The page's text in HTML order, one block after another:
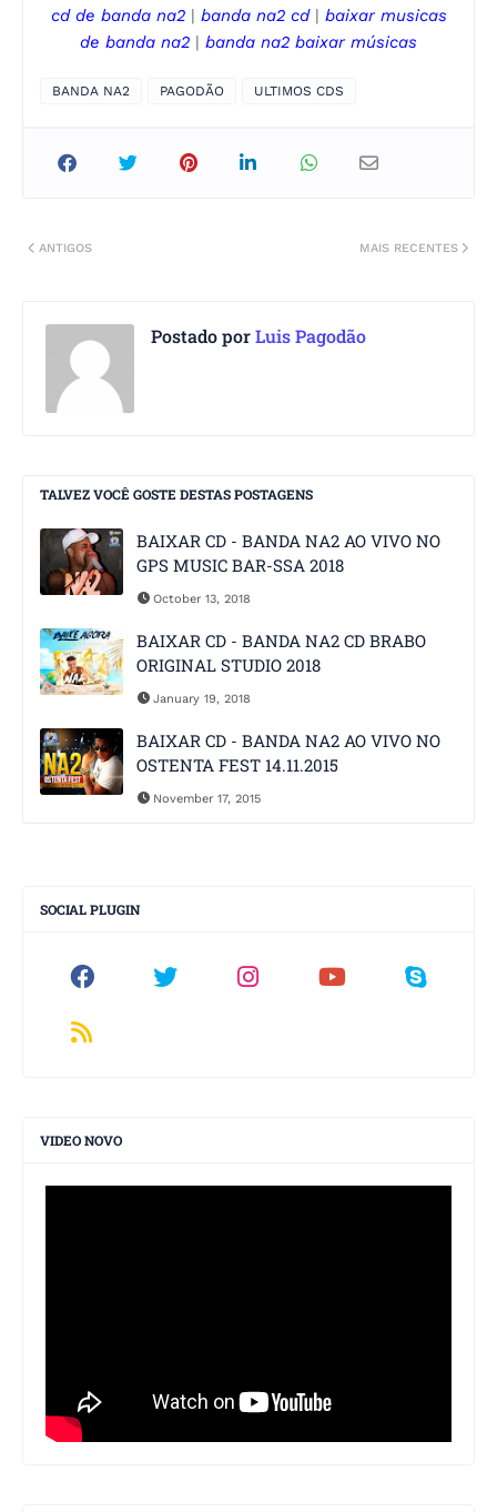
cd de banda na2| banda na2 cd| baixar musicas
de banda na2 | banda na2 baixar músicas
BANDA NA2 PAGODÃO ULTIMOS CDS
MAIS RECENTES
ANTIGOS
Postado porLuis Pagodão
TALVEZ VOCÊ GOSTE DESTAS POSTAGENS
BAIXAR CD - BANDA NA2 AO VIVO NO
GPS MUSIC BAR-SSA 2018
October 13, 2018
BAIXAR CD - BANDA NA2 CD BRABO
ORIGINAL STUDIO 2018
January 19, 2018
BAIXAR CD - BANDA NA2 AO VIVO NO
OSTENTA FEST 14.11.2015
November 17, 2015
SOCIAL PLUGIN
VIDEO NOVO